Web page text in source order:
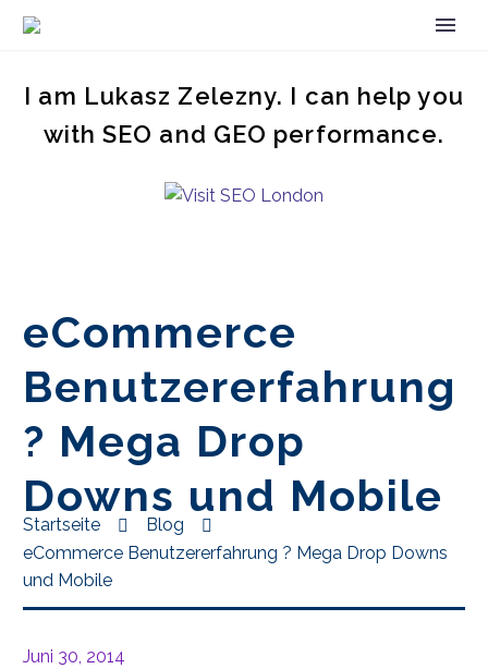
I am Lukasz Zelezny. I can help you
with SEO and GEO performance.
eCommerce
Benutzererfahrung
? Mega Drop
Downs und Mobile
Startseite
Blog
eCommerce Benutzererfahrung ? Mega Drop Downs
und Mobile
Juni 30, 2014